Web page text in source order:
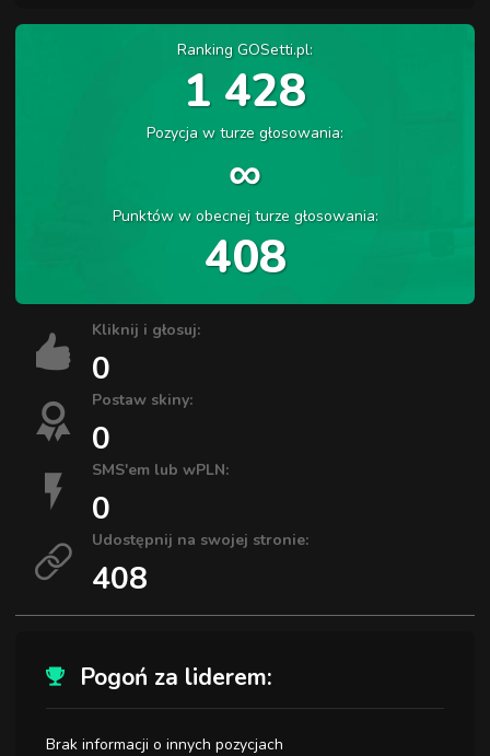
Ranking GOSetti.pl:
1 428
Pozycja w turze głosowania:
∞
Punktów w obecnej turze głosowania:
408
Kliknij i głosuj:
0
Postaw skiny:
0
SMS'em lub wPLN:
0
Udostępnij na swojej stronie:
408
Pogoń za liderem:
Brak informacji o innych pozycjach